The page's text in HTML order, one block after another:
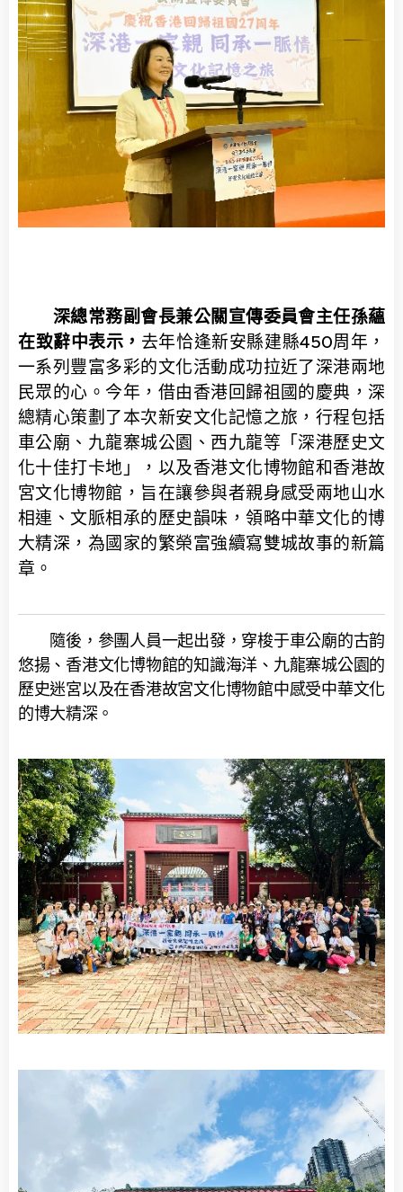
深總常務副會長兼公關宣傳委員會主任孫蘊
在致辭中表示， 去年恰逢新安縣建縣450周年，
一系列豐富多彩的文化活動成功拉近了深港兩地
民眾的心。今年，借由香港回歸祖國的慶典，深
總精心策劃了本次新安文化記憶之旅，行程包括
車公廟、九龍寨城公園、西九龍等「深港歷史文
化十佳打卡地」，以及香港文化博物館和香港故
宮文化博物館，旨在讓參與者親身感受兩地山水
相連、文脈相承的歷史韻味，領略中華文化的博
大精深，為國家的繁榮富強續寫雙城故事的新篇
章。
隨後，參團人員一起出發，穿梭于車公廟的古韵
悠揚、香港文化博物館的知識海洋、九龍寨城公園的
歷史迷宮以及在香港故宮文化博物館中感受中華文化
的博大精深。